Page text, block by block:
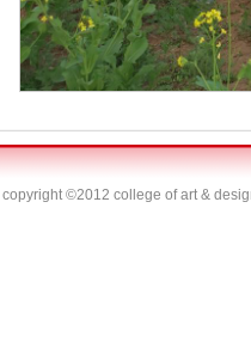
copyright ©2012 college of art &